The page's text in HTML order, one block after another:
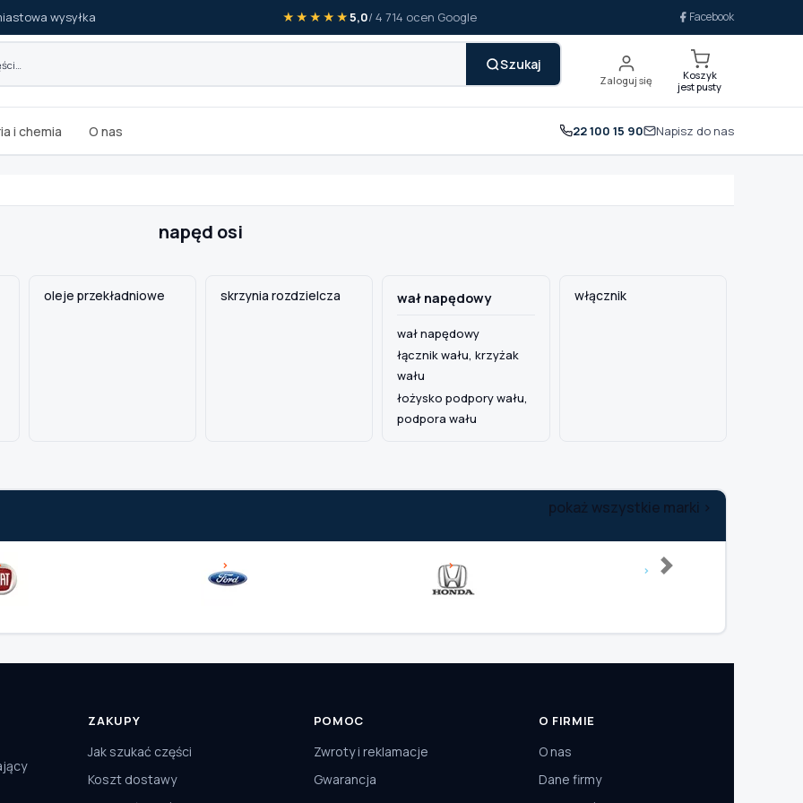
wysyłka ★★★★★5,0/ 4 714 ocen Google Facebook
Szukaj
Zaloguj się
Koszyk
jest pusty
i chemia O nas 22 100 15 90 Napisz do nas
napęd osi
oleje przekładniowe skrzynia rozdzielcza wał napędowy
wał napędowy
łącznik wału, krzyżak
wału
łożysko podpory wału,
podpora wału
włącznik
pokaż wszystkie marki >
ZAKUPY
Jak szukać części
Koszt dostawy
POMOC
Zwroty i reklamacje
Gwarancja
O FIRMIE
O nas
Dane firmy